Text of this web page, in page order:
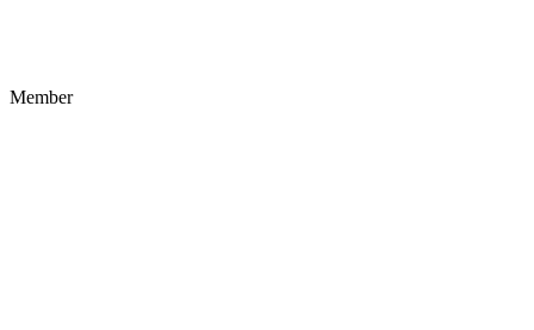
Member